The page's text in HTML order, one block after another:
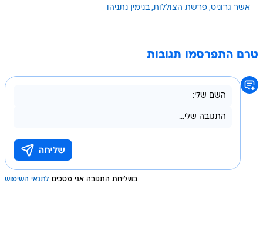
אשר גרוניס פרשת הצוללות בנימין נתניהו
טרם התפרסמו תגובות
בשליחת התגובה אני מסכים לתנאי השימוש